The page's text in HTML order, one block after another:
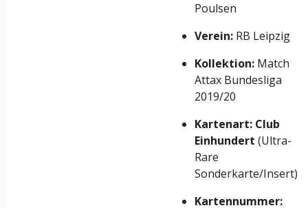
Poulsen
Verein: RB Leipzig
Kollektion: Match
Attax Bundesliga
2019/20
Kartenart: Club
Einhundert (Ultra-
Rare
Sonderkarte/Insert)
Kartennummer: